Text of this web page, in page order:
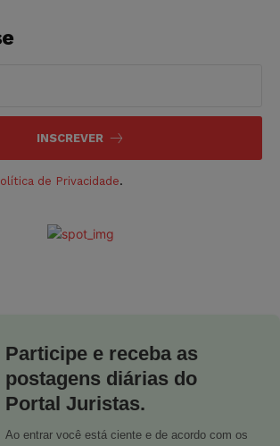
INSCREVER
de Privacidade.
Participe e receba as
postagens diárias do
Portal Juristas.
Ao entrar você está ciente e de acordo com os